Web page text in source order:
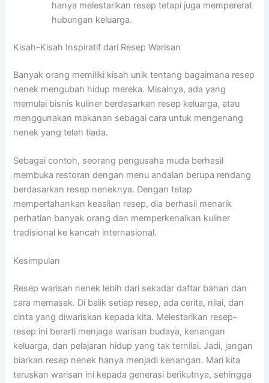
hanya melestarikan resep tetapi juga mempererat
hubungan keluarga.
Kisah-Kisah Inspiratif dari Resep Warisan
Banyak orang memiliki kisah unik tentang bagaimana resep
nenek mengubah hidup mereka. Misalnya, ada yang
memulai bisnis kuliner berdasarkan resep keluarga, atau
menggunakan makanan sebagai cara untuk mengenang
nenek yang telah tiada.
Sebagai contoh, seorang pengusaha muda berhasil
membuka restoran dengan menu andalan berupa rendang
berdasarkan resep neneknya. Dengan tetap
mempertahankan keaslian resep, dia berhasil menarik
perhatian banyak orang dan memperkenalkan kuliner
tradisional ke kancah internasional.
Kesimpulan
Resep warisan nenek lebih dari sekadar daftar bahan dan
cara memasak. Di balik setiap resep, ada cerita, nilai, dan
cinta yang diwariskan kepada kita. Melestarikan resep-
resep ini berarti menjaga warisan budaya, kenangan
keluarga, dan pelajaran hidup yang tak ternilai. Jadi, jangan
biarkan resep nenek hanya menjadi kenangan. Mari kita
teruskan warisan ini kepada generasi berikutnya, sehingga